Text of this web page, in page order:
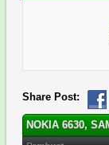
Share Post:
NOKIA 6630,